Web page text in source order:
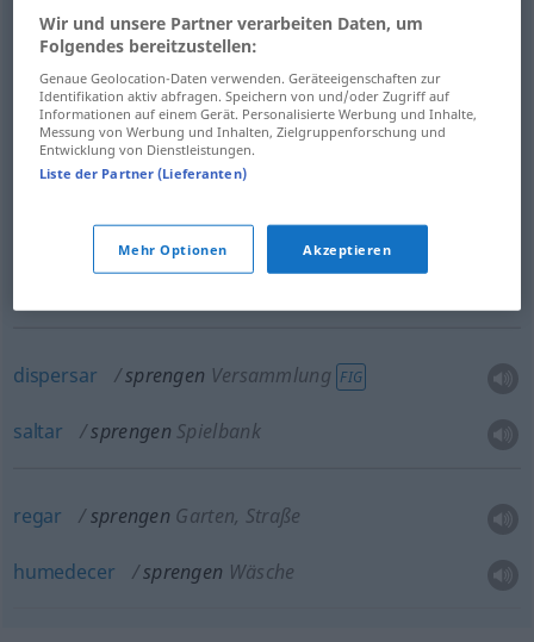
hacer saltar(por los aires),volar
(in die Luft) sprengenmit Dynamit
dinamitar
sprengenTür, Schloss
dispersar sprengen Versammlung FIG
saltar sprengen Spielbank
regar sprengen Garten, Straße
humedecer sprengen Wäsche
Wir und unsere Partner verarbeiten Daten, um
Folgendes bereitzustellen:
Genaue Geolocation-Daten verwenden. Geräteeigenschaften zur
Identifikation aktiv abfragen. Speichern von und/oder Zugriff auf
Informationen auf einem Gerät. Personalisierte Werbung und Inhalte,
Messung von Werbung und Inhalten, Zielgruppenforschung und
Entwicklung von Dienstleistungen.
Liste der Partner (Lieferanten)
Mehr Optionen Akzeptieren